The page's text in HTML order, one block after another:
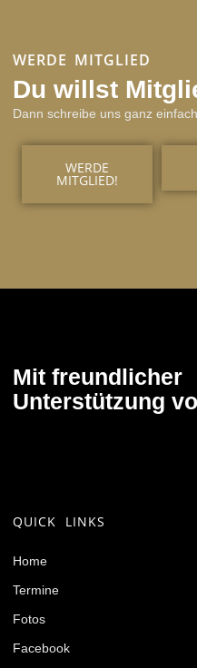
WERDE MITGLIED
Du willst
Dann schreibe uns ganz
WERDE
MITGLIED!
Mit freundlicher
Unterstützung
QUICK LINKS
Home
Termine
Fotos
Facebook